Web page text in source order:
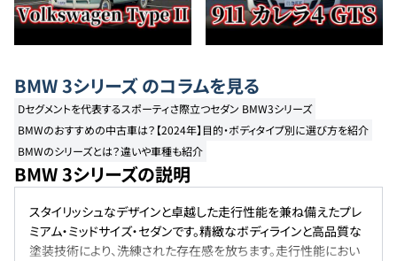
BMW3シリーズのコラムを見る
Dセグメントを代表するスポーティさ際立つセダン BMW3シリーズ
BMWのおすすめの中古車は？【2024年】目的・ボディタイプ別に選び方を紹介
BMWのシリーズとは？違いや車種も紹介
BMW 3シリーズの説明
スタイリッシュなデザインと卓越した走行性能を兼ね備えたプレ
ミアム・ミッドサイズ・セダンです。精緻なボディラインと高品質な
塗装技術により、洗練された存在感を放ちます。走行性能におい